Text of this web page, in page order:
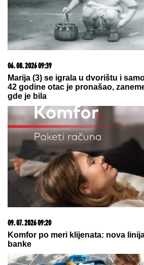
23. 07. 2026 12:47
Letnje večeri u gradu više nisu
Zašto sve više ljudi bira večeru
pretvori u druženje
03. 08. 2026 13:23